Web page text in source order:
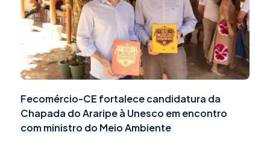
Fecomércio-CE fortalece candidatura da
Chapada do Araripe à Unesco em encontro
com ministro do Meio Ambiente